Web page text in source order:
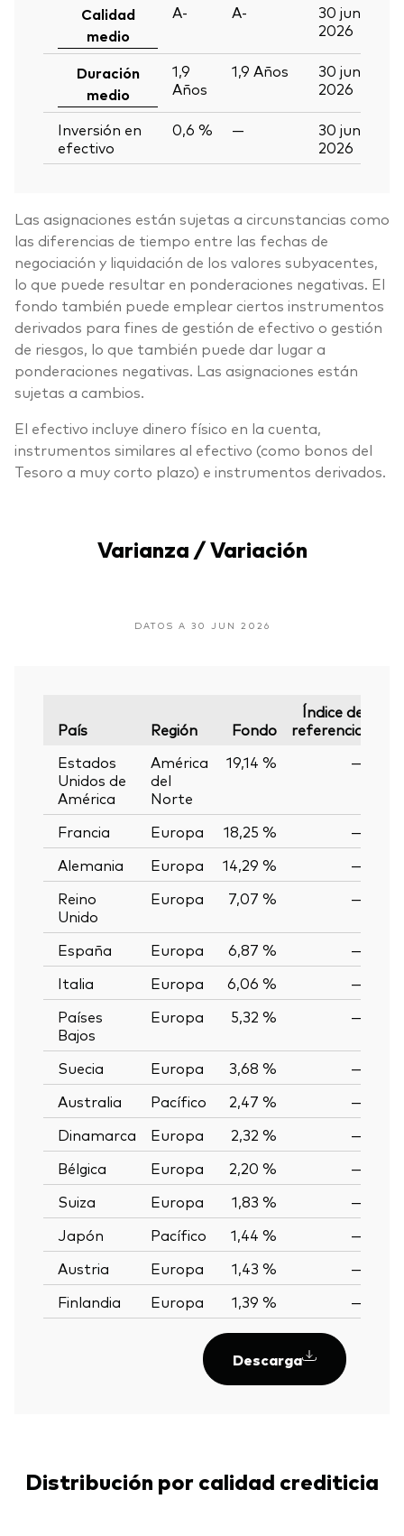
Calidad
medio
A- A-
30 jun
2026
Duración
medio
1,9
Años
1,9 Años
30 jun
2026
Inversión en
efectivo
0,6 % —
30 jun
2026
Las asignaciones están sujetas a circunstancias como
las diferencias de tiempo entre las fechas de
negociación y liquidación de los valores subyacentes,
lo que puede resultar en ponderaciones negativas. El
fondo también puede emplear ciertos instrumentos
derivados para fines de gestión de efectivo o gestión
de riesgos, lo que también puede dar lugar a
ponderaciones negativas. Las asignaciones están
sujetas a cambios.
El efectivo incluye dinero físico en la cuenta,
instrumentos similares al efectivo (como bonos del
Tesoro a muy corto plazo) e instrumentos derivados.
Varianza / Variación
DATOS A 30 JUN 2026
País Región Fondo
Índice de
referencia
Estados
Unidos de
América
América
del
Norte
19,14 % —
Francia Europa 18,25 %
—
Alemania
Europa 14,29 %
—
Reino
Unido
Europa 7,07 % —
España Europa 6,87 %
—
Italia
Europa 6,06 %
—
Países
Bajos
Europa 5,32 % —
Suecia Europa 3,68 %
—
Australia
Pacífico 2,47 %
—
Dinamarca
Europa 2,32 %
—
Bélgica
Europa 2,20 %
—
Suiza
Europa 1,83 %
—
Japón
Pacífico 1,44 %
—
Austria
Europa 1,43 %
—
Finlandia
Europa 1,39 % —
Descarga
Distribución por calidad crediticia